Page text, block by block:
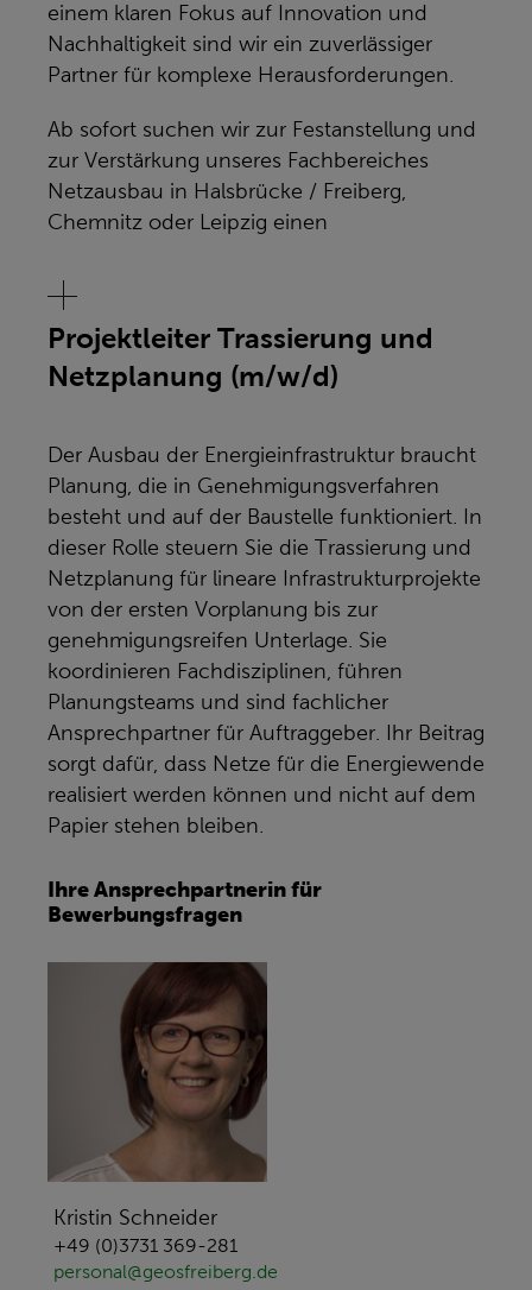
einem klaren Fokus auf Innovation und
Nachhaltigkeit sind wir ein zuverlässiger
Partner für komplexe Herausforderungen.
Ab sofort suchen wir zur Festanstellung und
zur Verstärkung unseres Fachbereiches
Netzausbau in Halsbrücke / Freiberg,
Chemnitz oder Leipzig einen
Projektleiter Trassierung und
Netzplanung (m/w/d)
Der Ausbau der Energieinfrastruktur braucht
Planung, die in Genehmigungsverfahren
besteht und auf der Baustelle funktioniert. In
dieser Rolle steuern Sie die Trassierung und
Netzplanung für lineare Infrastrukturprojekte
von der ersten Vorplanung bis zur
genehmigungsreifen Unterlage. Sie
koordinieren Fachdisziplinen, führen
Planungsteams und sind fachlicher
Ansprechpartner für Auftraggeber. Ihr Beitrag
sorgt dafür, dass Netze für die Energiewende
realisiert werden können und nicht auf dem
Papier stehen bleiben.
Ihre Ansprechpartnerin für
Bewerbungsfragen
Kristin Schneider
+49 (0)3731 369-281
personal@geosfreiberg.de